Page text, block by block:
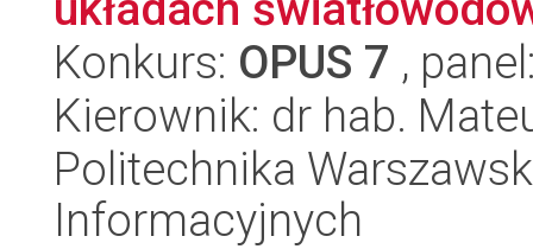
Konkurs: OPUS 7 ,
Kierownik: dr hab.
Politechnika
Informacyjnych